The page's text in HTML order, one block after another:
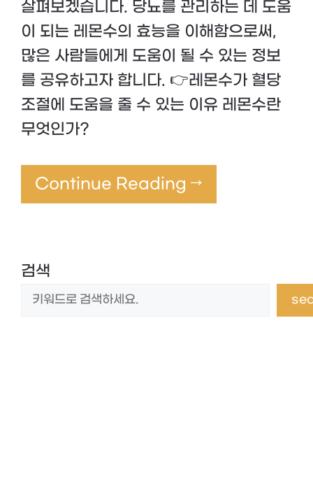
살펴보겠습니다. 당뇨를 관리하는 데 도움
이 되는 레몬수의 효능을 이해함으로써,
많은 사람들에게 도움이 될 수 있는 정보
를 공유하고자 합니다. 👉레몬수가 혈당
조절에 도움을 줄 수 있는 이유 레몬수란
무엇인가?
Continue Reading →
검색